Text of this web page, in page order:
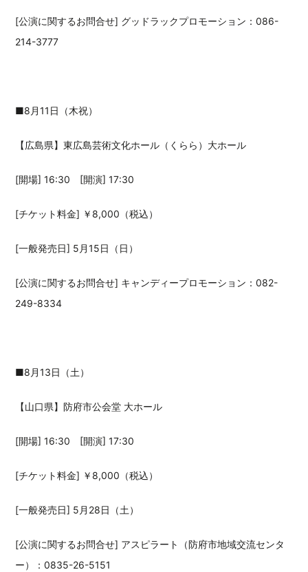
[公演に関するお問合せ] グッドラックプロモーション：086-
214-3777
■8月11日（木祝）
【広島県】東広島芸術文化ホール（くらら）大ホール
[開場] 16:30 [開演] 17:30
[チケット料金] ￥8,000（税込）
[一般発売日] 5月15日（日）
[公演に関するお問合せ] キャンディープロモーション：082-
249-8334
■8月13日（土）
【山口県】防府市公会堂 大ホール
[開場] 16:30 [開演] 17:30
[チケット料金] ￥8,000（税込）
[一般発売日] 5月28日（土）
[公演に関するお問合せ] アスピラート（防府市地域交流センタ
ー）：0835-26-5151